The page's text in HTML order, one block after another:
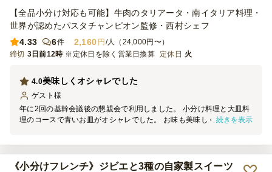
【全品小分け対応も可能】牛肉のタリアータ・南イタリア料理・
世界が認めたパスタチャンピオン監修・西村シェフ
4.33
6件 2,160 円 /人（24,000円〜）
締切 3日前12時 ※定休日を除く営業日換算 定休日 火
美味しくオシャレでした
4.0
ゲスト 様
年に2回の基幹会議後の懇親会で利用しました。 小分け料理と大皿料
理のコースで青いお皿がオシャレでした。 お味も美味しく好評でし
い男性には足りなかったようで、次回はもう一つ上のコースの方が良
いかなと感じました。
続きを表示
《小分けフレンチ》ジビエと3種の自家製スイーツ